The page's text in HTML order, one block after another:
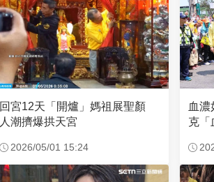
回宮12天「開爐」媽祖展聖顏
人潮擠爆拱天宮
2026/05/01 15:24
血濃
克「